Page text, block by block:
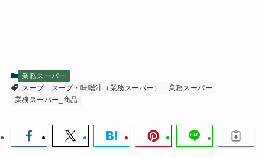
業務スーパー
スープ
スープ・味噌汁（業務スーパー）
業務スーパー
業務スーパー_商品